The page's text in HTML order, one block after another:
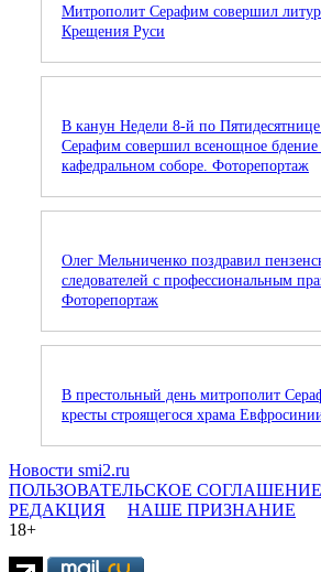
Митрополит Серафим совершил
Крещения Руси
В канун Недели 8-й по
Серафим совершил всенощное бдение
кафедральном соборе. Фоторепортаж
Олег Мельниченко поздравил
следователей с профессиональным
Фоторепортаж
В престольный день митрополит
кресты строящегося храма
Новости smi2.ru
ПОЛЬЗОВАТЕЛЬСКОЕ СОГЛАШЕНИЕ
РЕДАКЦИЯ
НАШЕ ПРИЗНАНИЕ
18+